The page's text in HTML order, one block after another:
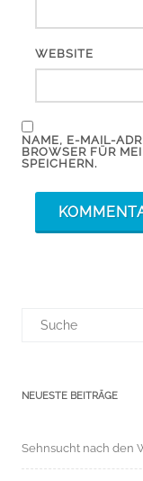
WEBSITE
NAME, E-MAIL-
BROWSER FÜR
SPEICHERN.
NEUESTE BEITRÄGE
Sehnsucht nach den